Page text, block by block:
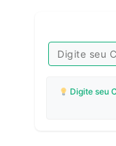
Digite seu